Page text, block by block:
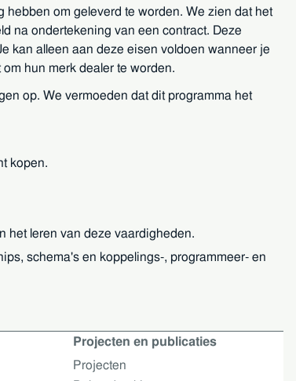
hebben om geleverd te worden. We zien dat het
na ondertekening van een contract. Deze
kan alleen aan deze eisen voldoen wanneer je
hun merk dealer te worden.
op. We vermoeden dat dit programma het
kopen.
het leren van deze vaardigheden.
schema's en koppelings-, programmeer- en
Projecten en publicaties
Projecten